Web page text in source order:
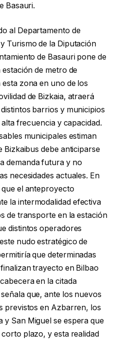
Basauri.
al Departamento de
Turismo de la Diputación
de Basauri pone de
de metro de
zona en uno de los
de Bizkaia, atraerá
barrios y municipios
frecuencia y capacidad.
municipales estiman
Bizkaibus debe anticiparse
demanda futura y no
necesidades actuales. En
el anteproyecto
la intermodalidad efectiva
de transporte en la estación
distintos operadores
nudo estratégico de
que determinadas
trayecto en Bilbao
en la citada
que, ante los nuevos
previstos en Azbarren, los
y San Miguel se espera que
plazo, y esta realidad